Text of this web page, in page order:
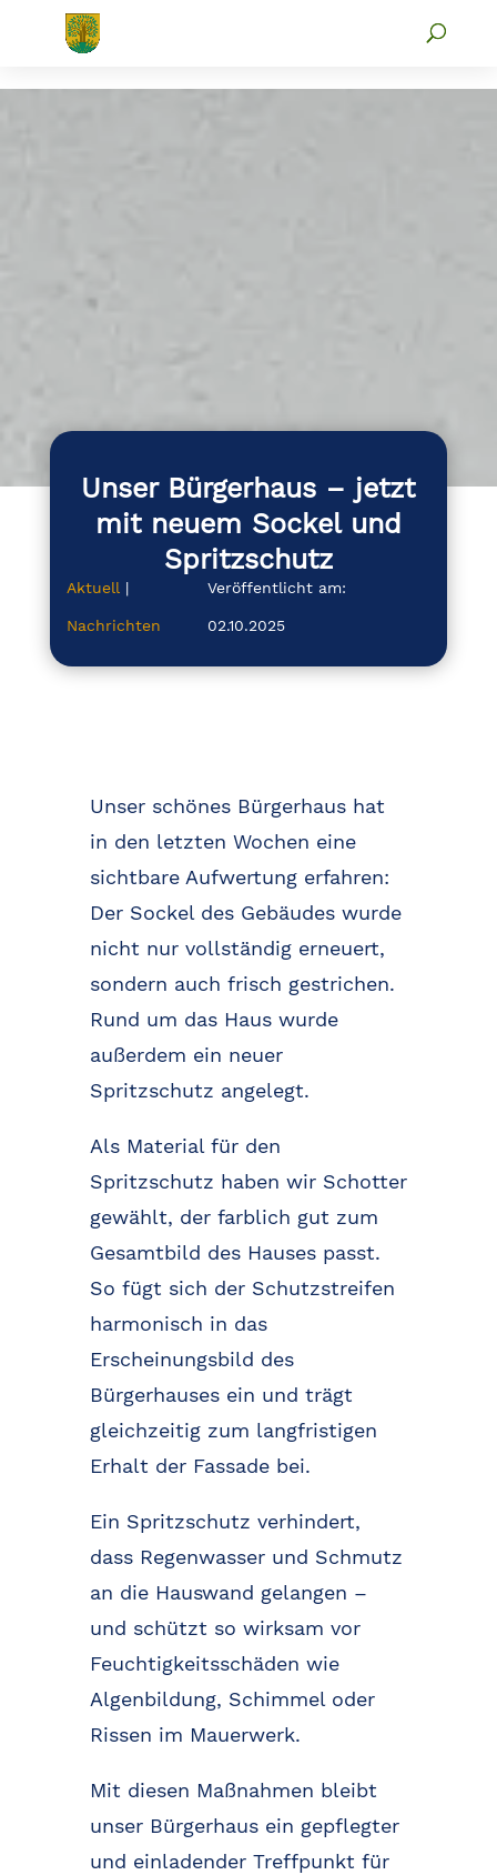
Unser Bürgerhaus – jetzt
mit neuem Sockel und
Spritzschutz
Aktuell|
Nachrichten
Veröffentlicht am:
02.10.2025
Unser schönes Bürgerhaus hat
in den letzten Wochen eine
sichtbare Aufwertung erfahren:
Der Sockel des Gebäudes wurde
nicht nur vollständig erneuert,
sondern auch frisch gestrichen.
Rund um das Haus wurde
außerdem ein neuer
Spritzschutz angelegt.
Als Material für den
Spritzschutz haben wir Schotter
gewählt, der farblich gut zum
Gesamtbild des Hauses passt.
So fügt sich der Schutzstreifen
harmonisch in das
Erscheinungsbild des
Bürgerhauses ein und trägt
gleichzeitig zum langfristigen
Erhalt der Fassade bei.
Ein Spritzschutz verhindert,
dass Regenwasser und Schmutz
an die Hauswand gelangen –
und schützt so wirksam vor
Feuchtigkeitsschäden wie
Algenbildung, Schimmel oder
Rissen im Mauerwerk.
Mit diesen Maßnahmen bleibt
unser Bürgerhaus ein gepflegter
und einladender Treffpunkt für